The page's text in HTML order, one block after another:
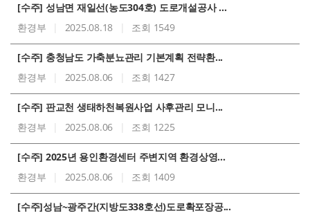
[수주] 성남면 재일선(농도304호) 도로개설공사 ...
환경부
2025.08.18 조회 1549
[수주] 충청남도 가축분뇨관리 기본계획 전략환...
환경부
2025.08.06 조회 1427
[수주] 판교천 생태하천복원사업 사후관리 모니...
환경부
2025.08.06 조회 1225
[수주] 2025년 용인환경센터 주변지역 환경상영...
환경부
2025.08.06 조회 1409
[수주]성남~광주간(지방도338호선)도로확포장공...